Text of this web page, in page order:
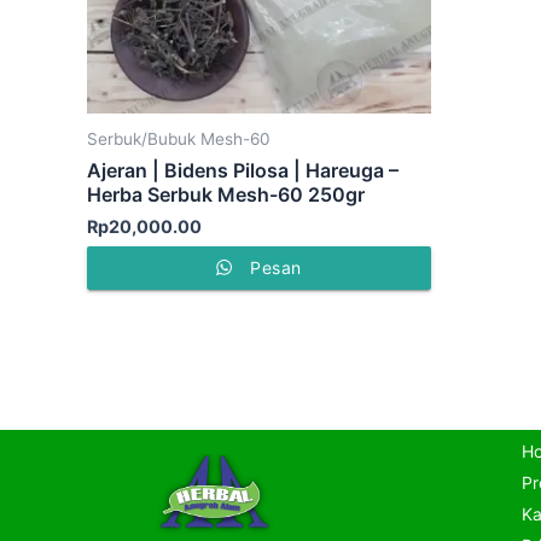
Serbuk/Bubuk Mesh-60
Ajeran | Bidens Pilosa | Hareuga –
Herba Serbuk Mesh-60 250gr
Rp20,000.00
Pesan